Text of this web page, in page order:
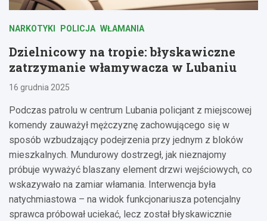
NARKOTYKI POLICJA WŁAMANIA
Dzielnicowy na tropie: błyskawiczne
zatrzymanie włamywacza w Lubaniu
16 grudnia 2025
Podczas patrolu w centrum Lubania policjant z miejscowej
komendy zauważył mężczyznę zachowującego się w
sposób wzbudzający podejrzenia przy jednym z bloków
mieszkalnych. Mundurowy dostrzegł, jak nieznajomy
próbuje wyważyć blaszany element drzwi wejściowych, co
wskazywało na zamiar włamania. Interwencja była
natychmiastowa – na widok funkcjonariusza potencjalny
sprawca próbował uciekać, lecz został błyskawicznie